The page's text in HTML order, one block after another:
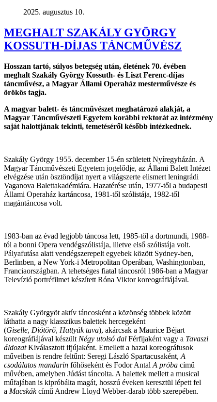
2025. augusztus 10.
MEGHALT SZAKÁLY GYÖRGY
KOSSUTH-DÍJAS TÁNCMŰVÉSZ
Hosszan tartó, súlyos betegség után, életének 70. évében
meghalt Szakály György Kossuth- és Liszt Ferenc-díjas
táncművész, a Magyar Állami Operaház mesterművésze és
örökös tagja.
A magyar balett- és táncművészet meghatározó alakját, a
Magyar Táncművészeti Egyetem korábbi rektorát az intézmény
saját halottjának tekinti, temetéséről később intézkednek.
Szakály György 1955. december 15-én született Nyíregyházán. A
Magyar Táncművészeti Egyetem jogelődje, az Állami Balett Intézet
elvégzése után ösztöndíjat nyert a világszerte elismert leningrádi
Vaganova Balettakadémiára. Hazatérése után, 1977-től a budapesti
Állami Operaház kartáncosa, 1981-től szólistája, 1982-től
magántáncosa volt.
1983-ban az évad legjobb táncosa lett, 1985-től a dortmundi, 1988-
tól a bonni Opera vendégszólistája, illetve első szólistája volt.
Pályafutása alatt vendégszerepelt egyebek között Sydney-ben,
Berlinben, a New York-i Metropolitan Operában, Washingtonban,
Franciaországban. A tehetséges fiatal táncosról 1986-ban a Magyar
Televízió portréfilmet készített Róna Viktor koreográfiájával.
Szakály Györgyöt aktív táncosként a közönség többek között
láthatta a nagy klasszikus balettek hercegeként
(Giselle, Diótörő, Hattyúk tava), akárcsak a Maurice Béjart
koreográfiájával készült Négy utolsó dal Férfijaként vagy a Tavaszi
áldozatKiválasztott ifjújaként. Emellett a hazai koreográfusok
műveiben is rendre feltűnt: Seregi László Spartacusaként, A
csodálatos mandarin főhőseként és Fodor Antal A próba című
művében, amelyben Júdást táncolta. A balettek mellett a musical
műfajában is kipróbálta magát, hosszú éveken keresztül lépett fel
a Macskákcímű Andrew Lloyd Webber-darab több szerepében.